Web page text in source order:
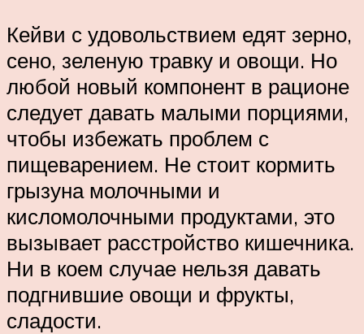
Кейви с удовольствием едят зерно,
сено, зеленую травку и овощи. Но
любой новый компонент в рационе
следует давать малыми порциями,
чтобы избежать проблем с
пищеварением. Не стоит кормить
грызуна молочными и
кисломолочными продуктами, это
вызывает расстройство кишечника.
Ни в коем случае нельзя давать
подгнившие овощи и фрукты,
сладости.